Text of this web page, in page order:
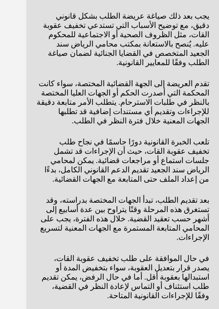
يجب بعد ذلك صياغة عريضة الطلب بشكل قانوني
دقيق، مع توضيح الأسباب التي تستدعي تخفيف عقوبة
القات، مثل الظروف الصحية أو الاجتماعية للمحكوم
عليه. يُنصح بالاستعانة بمكتب محامي الرياض سند
الجعيد المتخصص في القضايا الجنائية لضمان صياغة
الطلب وفقًا للمعايير القانونية.
تقدم العريضة إلى الجهة القضائية المختصة، سواء كانت
المحكمة التي أصدرت الحكم أو الجهات العليا المختصة
بالنظر في طلبات الاسترحام. يتطلب الأمر متابعة دقيقة
للإجراءات وتقديم أي مستندات إضافية قد تطلبها
الجهات المعنية خلال فترة النظر في الطلب.
تلعب الخبرة القانونية دورًا حاسمًا في نجاح طلب
تخفيف عقوبة القات، حيث أن الإجراءات قد تشمل
جلسات استماع أو مراجعات قضائية. يمكن لمحامي
الرياض سند الجعيد تقديم الدعم القانوني الكامل، بدءًا
من إعداد الملف حتى المتابعة مع الجهات القضائية.
بعد تقديم الطلب، تبدأ الجهات المختصة بدراسته، وقد
تستغرق هذه المرحلة وقتًا يتراوح بين عدة أسابيع إلى
أشهر حسب تعقيد القضية. خلال هذه الفترة، يجب على
المحامي المتابعة المستمرة مع الجهات المعنية لتسريع
الإجراءات.
في حال الموافقة على طلب تخفيف عقوبة القات،
يصدر قرار بتعديل العقوبة، سواء بتخفيض المدة أو
استبدالها بعقوبة أقل. أما في حال الرفض، يمكن تقديم
طلب استئناف أو التماس لإعادة النظر في القضية،
وفقًا للإجراءات القانونية المتاحة.